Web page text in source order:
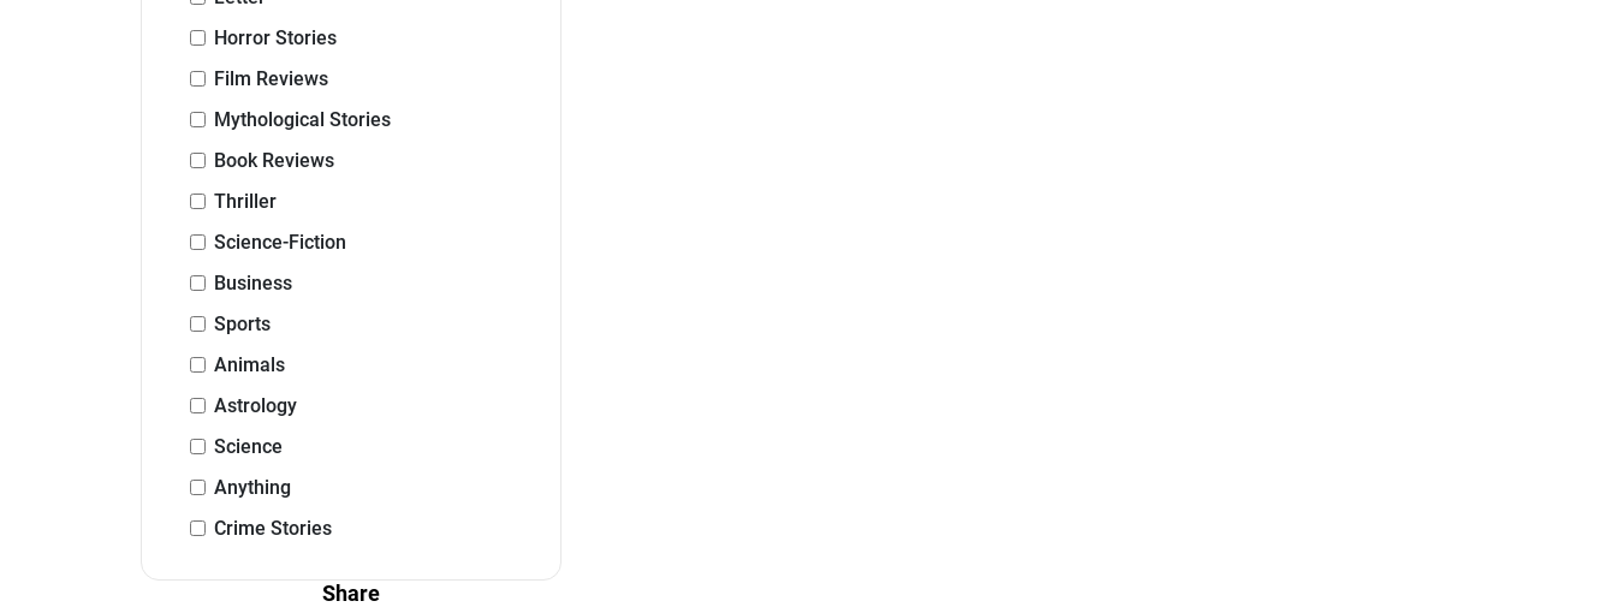
Horror Stories
Film Reviews
Mythological Stories
Book Reviews
Thriller
Science-Fiction
Business
Sports
Animals
Astrology
Science
Anything
Crime Stories
Share